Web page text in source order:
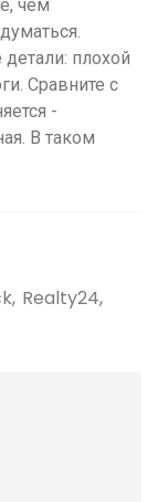
чем
плохой
Сравните с
-
В таком
Realty24